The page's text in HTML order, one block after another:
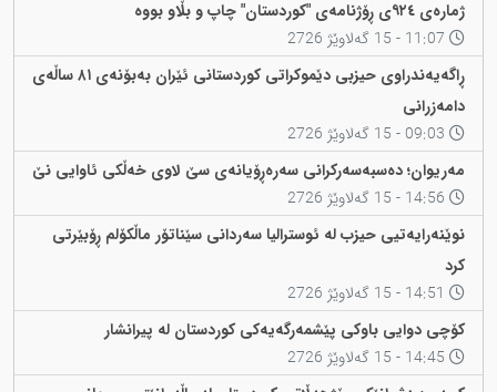
ژمارەی ٩٢٤ی ڕۆژنامەی "کوردستان" چاپ و بڵاو بووە
ڕاگەیەندراوی حیزبی دێموکراتی کوردستانی ئێران بەبۆنەی ٨١ ساڵەی
دامەزرانی
مەریوان؛ دەسبەسەرکرانی سەرەڕۆیانەی سێ لاوی خەڵکی ئاوایی نێ
نوێنەرایەتیی حیزب لە ئوسترالیا سەردانی سێناتۆر ماڵکۆلم ڕۆبێرتی
کرد
کۆچی دوایی باوکی پێشمەرگەیەکی کوردستان لە پیرانشار